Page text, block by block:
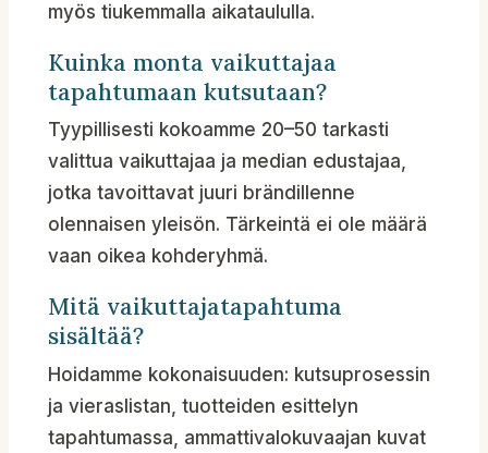
myös tiukemmalla aikataululla.
Kuinka monta vaikuttajaa
tapahtumaan kutsutaan?
Tyypillisesti kokoamme 20–50 tarkasti
valittua vaikuttajaa ja median edustajaa,
jotka tavoittavat juuri brändillenne
olennaisen yleisön. Tärkeintä ei ole määrä
vaan oikea kohderyhmä.
Mitä vaikuttajatapahtuma
sisältää?
Hoidamme kokonaisuuden: kutsuprosessin
ja vieraslistan, tuotteiden esittelyn
tapahtumassa, ammattivalokuvaajan kuvat